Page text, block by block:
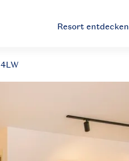
Resort entdecken
4LW